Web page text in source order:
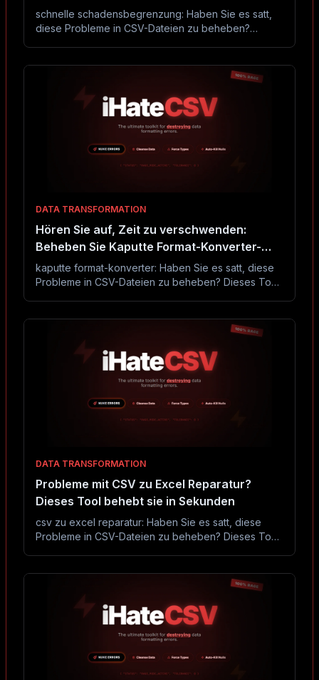
schnelle schadensbegrenzung: Haben Sie es satt,
diese Probleme in CSV-Dateien zu beheben?
DATA TRANSFORMATION
Hören Sie auf, Zeit zu verschwenden:
Beheben Sie Kaputte Format-Konverter-
Probleme in CSV-Dateien
kaputte format-konverter: Haben Sie es satt, diese
Probleme in CSV-Dateien zu beheben? Dieses Tool
DATA TRANSFORMATION
Probleme mit CSV zu Excel Reparatur?
Dieses Tool behebt sie in Sekunden
csv zu excel reparatur: Haben Sie es satt, diese
Probleme in CSV-Dateien zu beheben? Dieses Tool